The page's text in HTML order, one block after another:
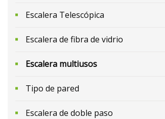
Escalera Telescópica
Escalera de fibra de vidrio
Escalera multiusos
Tipo de pared
Escalera de doble paso